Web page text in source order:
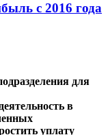
с 2016 года
для
в
уплату